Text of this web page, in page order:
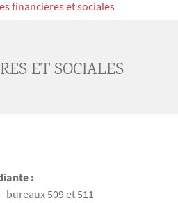
financières et sociales
ET SOCIALES
:
bureaux 509 et 511